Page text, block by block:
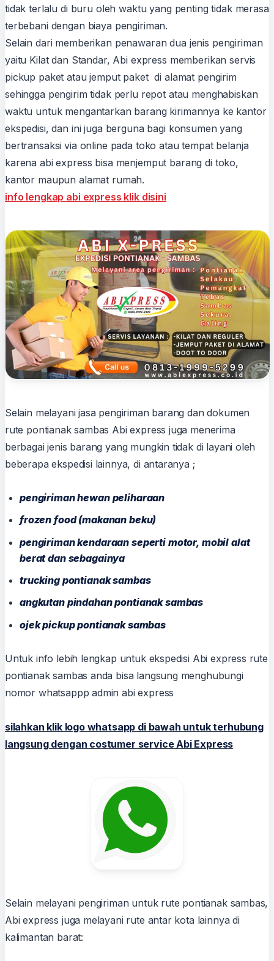
tidak terlalu di buru oleh waktu yang penting tidak merasa
terbebani dengan biaya pengiriman.
Selain dari memberikan penawaran dua jenis pengiriman
yaitu Kilat dan Standar, Abi express memberikan servis
pickup paket atau jemput paket di alamat pengirim
sehingga pengirim tidak perlu repot atau menghabiskan
waktu untuk mengantarkan barang kirimannya ke kantor
ekspedisi, dan ini juga berguna bagi konsumen yang
bertransaksi via online pada toko atau tempat belanja
karena abi express bisa menjemput barang di toko,
kantor maupun alamat rumah.
info lengkap abi express klik disini
Selain melayani jasa pengiriman barang dan dokumen
rute pontianak sambas Abi express juga menerima
berbagai jenis barang yang mungkin tidak di layani oleh
beberapa ekspedisi lainnya, di antaranya ;
pengiriman hewan peliharaan
frozen food (makanan beku)
pengiriman kendaraan seperti motor, mobil alat
berat dan sebagainya
trucking pontianak sambas
angkutan pindahan pontianak sambas
ojek pickup pontianak sambas
Untuk info lebih lengkap untuk ekspedisi Abi express rute
pontianak sambas anda bisa langsung menghubungi
nomor whatsappp admin abi express
silahkan klik logo whatsapp di bawah untuk terhubung
langsung dengan costumer service Abi Express
Selain melayani pengiriman untuk rute pontianak sambas,
Abi express juga melayani rute antar kota lainnya di
kalimantan barat: